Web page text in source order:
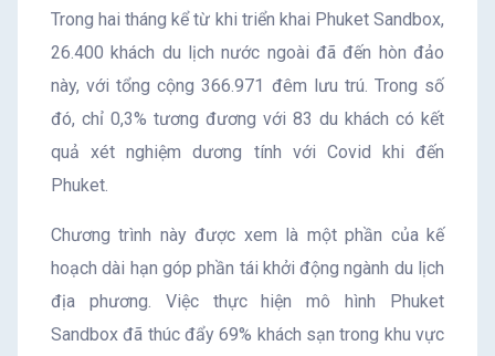
Trong hai tháng kể từ khi triển khai Phuket Sandbox,
26.400 khách du lịch nước ngoài đã đến hòn đảo
này, với tổng cộng 366.971 đêm lưu trú. Trong số
đó, chỉ 0,3% tương đương với 83 du khách có kết
quả xét nghiệm dương tính với Covid khi đến
Phuket.
Chương trình này được xem là một phần của kế
hoạch dài hạn góp phần tái khởi động ngành du lịch
địa phương. Việc thực hiện mô hình Phuket
Sandbox đã thúc đẩy 69% khách sạn trong khu vực